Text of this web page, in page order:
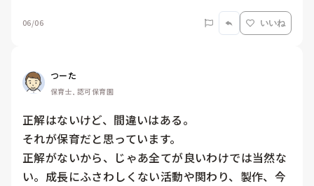
06/06 いいね
つーた
保育士, 認可保育園
正解はないけど、間違いはある。
それが保育だと思っています。
正解がないから、じゃあ全てが良いわけでは当然な
い。成長にふさわしくない活動や関わり、製作、今